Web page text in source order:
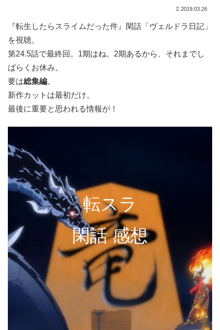
2019.03.26
『転生したらスライムだった件』閑話「ヴェルドラ日記」
を視聴。
第24.5話で最終回。1期はね。2期あるから、それまでし
ばらくお休み。
要は総集編。
新作カットは最初だけ。
最後に重要と思われる情報が！
転スラ
閑話 感想